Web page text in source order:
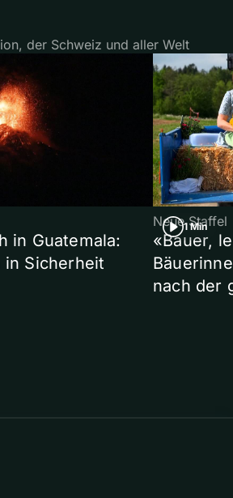
der Schweiz und aller Welt
in Guatemala:
in Sicherheit
1 Min
Neue Staffel
«Bauer,
nach der